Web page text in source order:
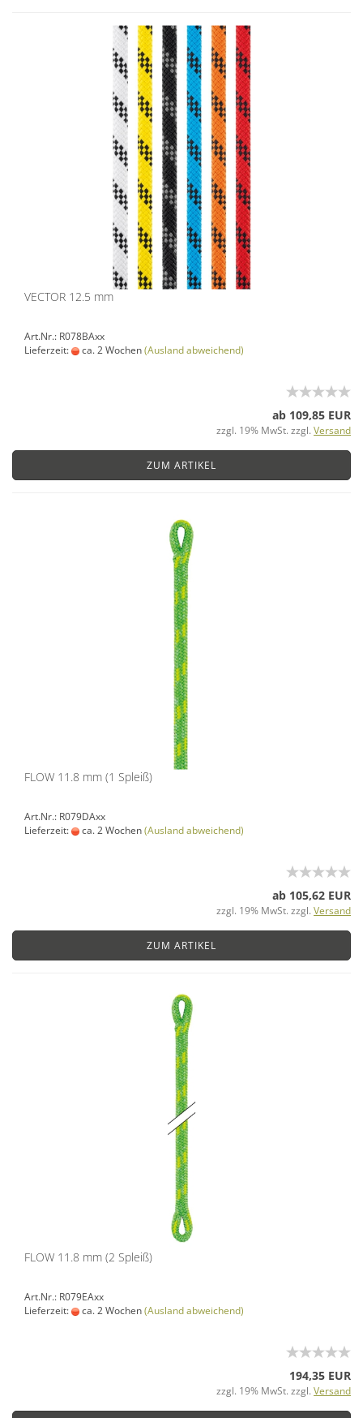
VECTOR 12.5 mm
Art.Nr.: R078BAxx
Lieferzeit:
ca. 2 Wochen(Ausland abweichend)
ab 109,85 EUR
zzgl. 19% MwSt. zzgl. Versand
ZUM ARTIKEL
FLOW 11.8 mm (1 Spleiß)
Art.Nr.: R079DAxx
Lieferzeit:
ca. 2 Wochen(Ausland abweichend)
ab 105,62 EUR
zzgl. 19% MwSt. zzgl. Versand
ZUM ARTIKEL
FLOW 11.8 mm (2 Spleiß)
Art.Nr.: R079EAxx
Lieferzeit:
ca. 2 Wochen(Ausland abweichend)
194,35 EUR
zzgl. 19% MwSt. zzgl. Versand